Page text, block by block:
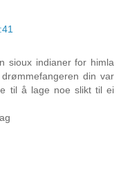
sioux indianer for himla
din var
til å lage noe slikt til ei